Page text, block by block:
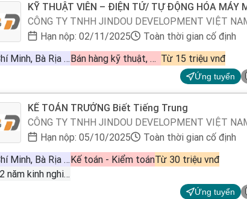
KỸ THUẬT VIÊN – ĐIỆN TỬ/ TỰ ĐỘNG HÓA MÁY
(Biết Tiếng Anh)
CÔNG TY TNHH JINDOU DEVELOPMENT VIỆT
Hạn nộp: 02/11/2025
Toàn thời gian cố định
Hồ Chí Minh, Bà Rịa Vũng Tàu
Bán hàng kỹ thuật, Điện - Điện tử - Điện lạnh, Điện tử viễn thông Từ 15 triệu vnđ
Ứng tuyển
KẾ TOÁN TRƯỞNG Biết Tiếng Trung
CÔNG TY TNHH JINDOU DEVELOPMENT VIỆT
Hạn nộp: 05/10/2025
Toàn thời gian cố định
Hồ Chí Minh, Bà Rịa Vũng TàuKế toán - Kiểm toánTừ 30 triệu vnđ
Hơn 2 năm kinh nghiệm
Ứng tuyển